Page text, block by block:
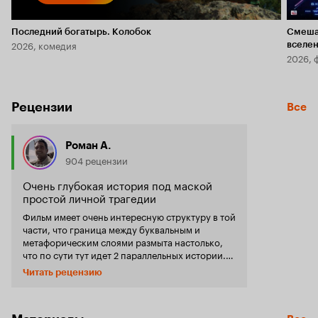
Последний богатырь. Колобок
2026, комедия
2026,
Рецензии Все
Роман А.
904 рецензии
Очень глубокая история под маской
простой личной трагедии
Фильм имеет очень интересную структуру в той
части, что граница между буквальным и
метафорическим слоями размыта настолько,
что по сути тут идет 2 параллельных истории.
«Буквальная» история рассказывает трагедию,
имя которой Легион. Особенность таких
Читать рецензию